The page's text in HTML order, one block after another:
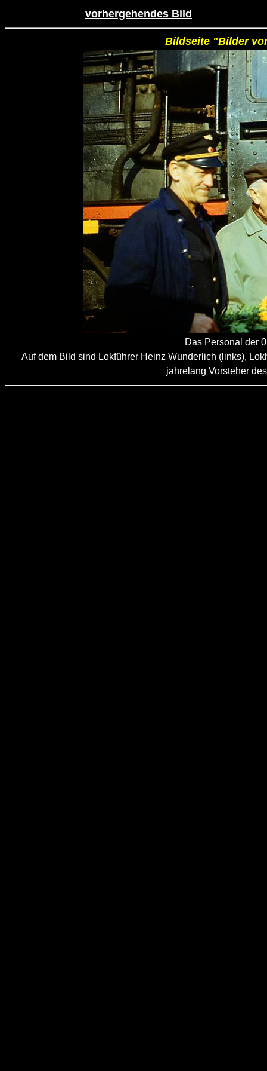
vorhergehendes Bild
Bildseite "Bilder
Das Personal der
Auf dem Bild sind Lokführer Heinz Wunderlich (links),
jahrelang Vorsteher